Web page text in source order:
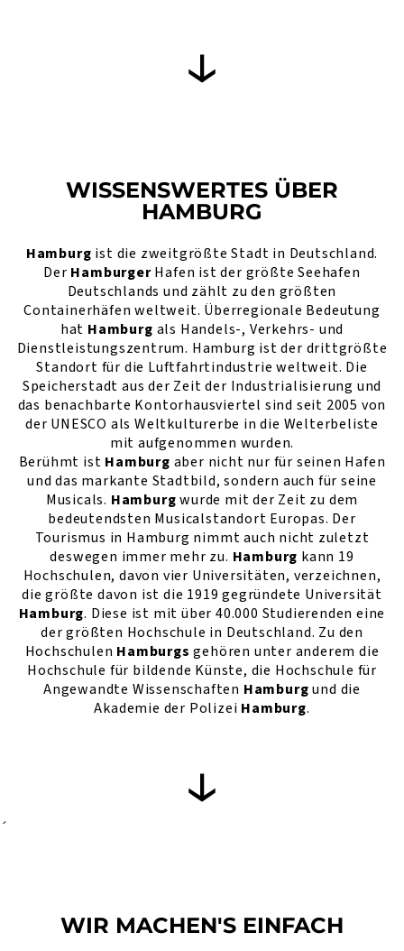
WISSENSWERTES ÜBER
HAMBURG
Hamburg ist die zweitgrößte Stadt in Deutschland.
Der HamburgerHafen ist der größte Seehafen
Deutschlands und zählt zu den größten
Containerhäfen weltweit. Überregionale Bedeutung
hat Hamburg als Handels-, Verkehrs- und
Dienstleistungszentrum. Hamburg ist der drittgrößte
Standort für die Luftfahrtindustrie weltweit. Die
Speicherstadt aus der Zeit der Industrialisierung und
das benachbarte Kontorhausviertel sind seit 2005 von
der UNESCO als Weltkulturerbe in die Welterbeliste
mit aufgenommen wurden.
Berühmt ist Hamburg aber nicht nur für seinen Hafen
und das markante Stadtbild, sondern auch für seine
Musicals. Hamburgwurde mit der Zeit zu dem
bedeutendsten Musicalstandort Europas. Der
Tourismus in Hamburg nimmt auch nicht zuletzt
deswegen immer mehr zu. Hamburg kann 19
Hochschulen, davon vier Universitäten, verzeichnen,
die größte davon ist die 1919 gegründete Universität
Hamburg. Diese ist mit über 40.000 Studierenden eine
der größten Hochschule in Deutschland. Zu den
Hochschulen Hamburgs gehören unter anderem die
Hochschule für bildende Künste, die Hochschule für
Angewandte Wissenschaften Hamburgund die
Akademie der Polizei Hamburg.
´
WIR MACHEN'S EINFACH